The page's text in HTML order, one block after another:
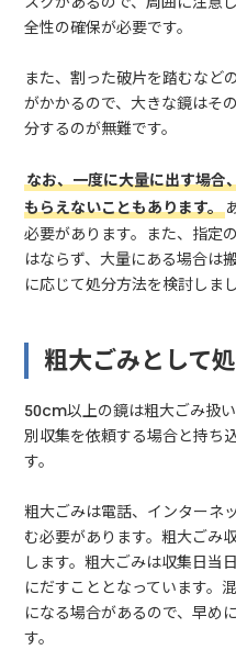
全性の確保が必要です。
また、割った破片を踏むなど
がかかるので、大きな鏡はそ
分するのが無難です。
なお、一度に大量に出す場合
もらえないこともあります。
必要があります。また、指定
はならず、大量にある場合は
に応じて処分方法を検討しまし
粗大ごみとして
50cm以上の鏡は粗大ごみ扱
別収集を依頼する場合と持ち
す。
粗大ごみは電話、インターネ
む必要があります。粗大ごみ
します。粗大ごみは収集日当
にだすこととなっています。
になる場合があるので、早め
す。